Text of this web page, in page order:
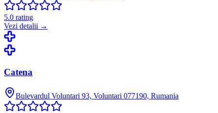
5.0 rating
Vezi detalii →
Catena
Bulevardul Voluntari 93, Voluntari 077190, Rumania